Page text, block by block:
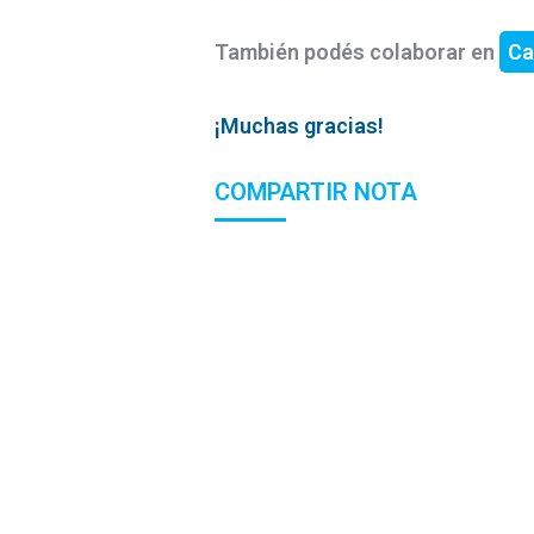
También podés colaborar en
¡Muchas gracias!
COMPARTIR NOTA